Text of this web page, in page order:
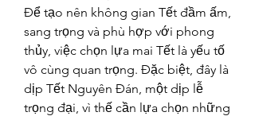
Để tạo nên không gian Tết đầm ấm,
sang trọng và phù hợp với phong
thủy, việc chọn lựa mai Tết là yếu tố
vô cùng quan trọng. Đặc biệt, đây là
dịp Tết Nguyên Đán, một dịp lễ
trọng đại, vì thế cần lựa chọn những